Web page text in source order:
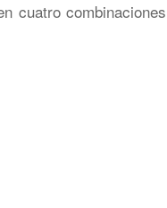
cuatro combinaciones